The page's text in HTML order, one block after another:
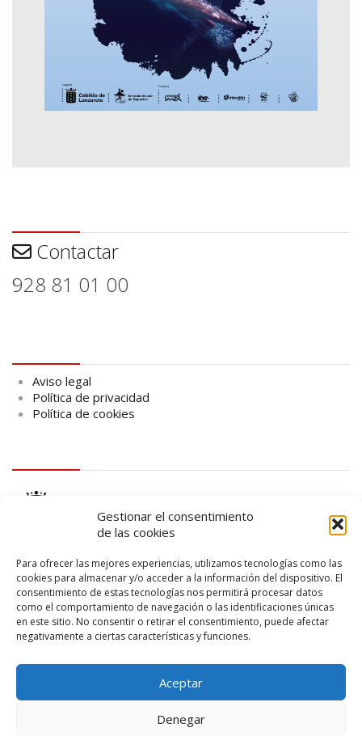
Gestionar el consentimiento
de las cookies
Para ofrecer las mejores experiencias, utilizamos tecnologías como las
cookies para almacenar y/o acceder a la información del dispositivo. El
consentimiento de estas tecnologías nos permitirá procesar datos
como el comportamiento de navegación o las identificaciones únicas
en este sitio. No consentir o retirar el consentimiento, puede afectar
negativamente a ciertas características y funciones.
Aceptar
Denegar
Contactar
928 81 01 00
Aviso legal
Política de privacidad
Política de cookies
logo SID